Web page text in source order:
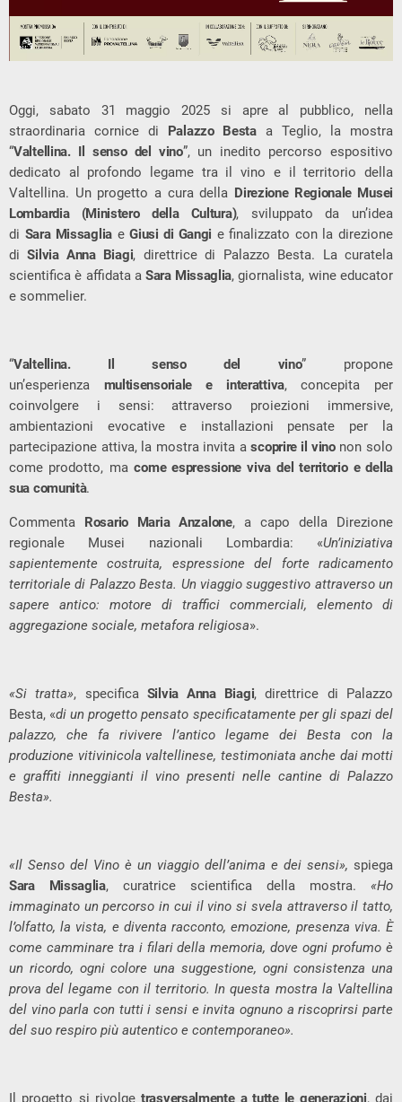
Oggi, sabato 31 maggio 2025 si apre al pubblico, nella
straordinaria cornice di Palazzo Bestaa Teglio, la mostra
“Valtellina. Il senso del vino”, un inedito percorso espositivo
dedicato al profondo legame tra il vino e il territorio della
Valtellina. Un progetto a cura della Direzione Regionale Musei
Lombardia (Ministero della Cultura), sviluppato da un’idea
di Sara Missaglia eGiusi di Gangi e finalizzato con la direzione
diSilvia Anna Biagi, direttrice di Palazzo Besta. La curatela
scientifica è affidata aSara Missaglia, giornalista, wine educator
e sommelier.
“Valtellina. Il senso del vino” propone
un’esperienza multisensoriale e interattiva, concepita per
coinvolgere i sensi: attraverso proiezioni immersive,
ambientazioni evocative e installazioni pensate per la
partecipazione attiva, la mostra invita ascoprire il vinonon solo
come prodotto, macome espressione viva del territorio e della
sua comunità.
Commenta Rosario Maria Anzalone, a capo della Direzione
regionale Musei nazionali Lombardia: «Un’iniziativa
sapientemente costruita, espressione del forte radicamento
territoriale di Palazzo Besta. Un viaggio suggestivo attraverso un
sapere antico: motore di traffici commerciali, elemento di
aggregazione sociale, metafora religiosa».
«Si tratta», specifica Silvia Anna Biagi, direttrice di Palazzo
Besta, «di un progetto pensato specificatamente per gli spazi del
palazzo, che fa rivivere l’antico legame dei Besta con la
produzione vitivinicola valtellinese, testimoniata anche dai motti
e graffiti inneggianti il vino presenti nelle cantine di Palazzo
Besta».
«Il Senso del Vino è un viaggio dell’anima e dei sensi», spiega
Sara Missaglia, curatrice scientifica della mostra. «Ho
immaginato un percorso in cui il vino si svela attraverso il tatto,
l’olfatto, la vista, e diventa racconto, emozione, presenza viva. È
come camminare tra i filari della memoria, dove ogni profumo è
un ricordo, ogni colore una suggestione, ogni consistenza una
prova del legame con il territorio. In questa mostra la Valtellina
del vino parla con tutti i sensi e invita ognuno a riscoprirsi parte
del suo respiro più autentico e contemporaneo».
Il progetto si rivolgetrasversalmente a tutte le generazioni, dai